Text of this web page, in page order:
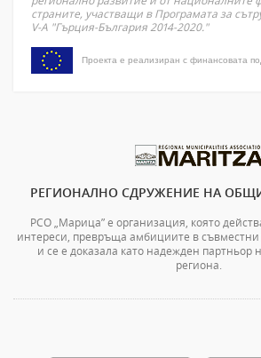
страните, участващи в Програмата за
V-A "Гърция-България 2014-2020."
Проекта е реализиран с финансовата
РЕГИОНАЛНО СДРУЖЕНИЕ НА
РСО „Марица” е организация, която
интереси, превръща амбициите в съвместни
и се е доказала като надежден партньор
региона.